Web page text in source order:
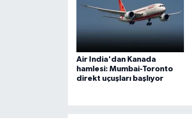
Air India'dan Kanada
hamlesi: Mumbai-Toronto
direkt uçuşları başlıyor